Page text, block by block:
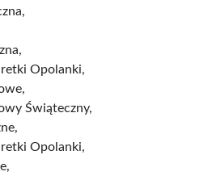
Opolanki,
Świąteczny,
Opolanki,